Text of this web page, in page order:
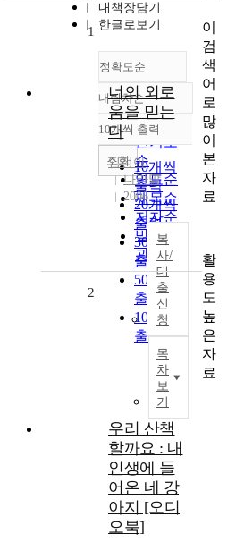
내책장담기
한글로보기
정확도순
정확도
순
인기도
순
연도순
제목순
저자순
발행기
관순
내림차순
내림차순
10개씩 출력
10개씩
출력
20개씩
출력
30개씩
출력
50개씩
출력
100개씩
출력
조회
1
너의 외로
움을 믿는
다
임정아
나라말
2006
복
사/
대
출
신
청
목
차
보
기
2
우리 산책
할까요 : 내
인생에 들
어온 네 강
아지 [오디
오북]
이
검
색
어
로
많
이
본
자
료
활
용
도
높
은
자
료